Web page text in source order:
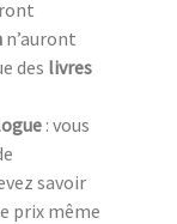
n’auront
des livres
: vous
savoir
prix même